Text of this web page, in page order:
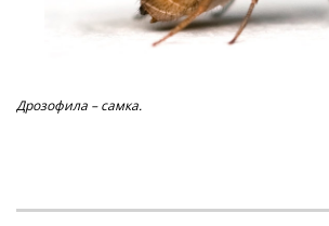
Дрозофила – самка.